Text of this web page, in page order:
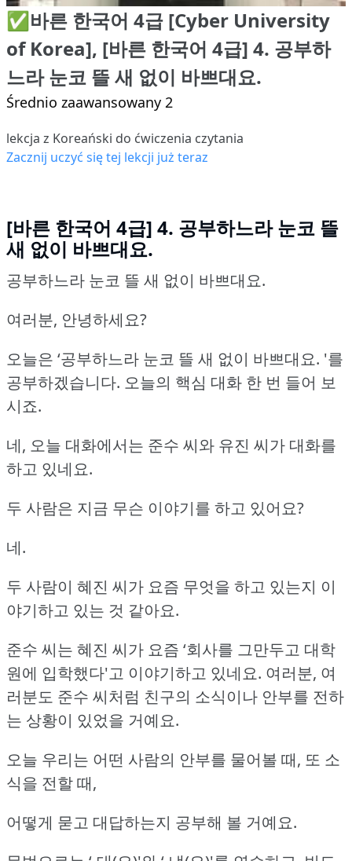
✅바른 한국어 4급 [Cyber University
of Korea], [바른 한국어 4급] 4. 공부하
느라 눈코 뜰 새 없이 바쁘대요.
Średnio zaawansowany 2
lekcja z Koreański do ćwiczenia czytania
Zacznij uczyć się tej lekcji już teraz
[바른 한국어 4급] 4. 공부하느라 눈코 뜰
새 없이 바쁘대요.
공부하느라 눈코 뜰 새 없이 바쁘대요.
여러분, 안녕하세요?
오늘은 ‘공부하느라 눈코 뜰 새 없이 바쁘대요. '를
공부하겠습니다. 오늘의 핵심 대화 한 번 들어 보
시죠.
네, 오늘 대화에서는 준수 씨와 유진 씨가 대화를
하고 있네요.
두 사람은 지금 무슨 이야기를 하고 있어요?
네.
두 사람이 혜진 씨가 요즘 무엇을 하고 있는지 이
야기하고 있는 것 같아요.
준수 씨는 혜진 씨가 요즘 ‘회사를 그만두고 대학
원에 입학했다'고 이야기하고 있네요. 여러분, 여
러분도 준수 씨처럼 친구의 소식이나 안부를 전하
는 상황이 있었을 거예요.
오늘 우리는 어떤 사람의 안부를 물어볼 때, 또 소
식을 전할 때,
어떻게 묻고 대답하는지 공부해 볼 거예요.